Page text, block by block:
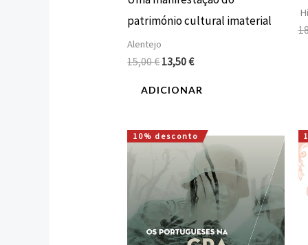
património cultural imaterial
Alentejo
15,00€13,50€
ADICIONAR
10% desconto
O
original
16,00 €.
O
preço
atual
é:
14,40 €.